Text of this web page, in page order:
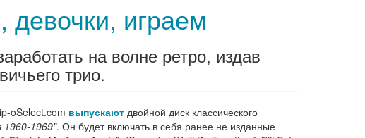
девочки, играем
на волне ретро, издав
трио.
oSelect.com выпускают двойной диск классического
1960-1969". Он будет включать в себя ранее не изданные